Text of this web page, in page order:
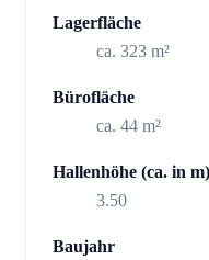
Lagerfläche
ca. 323 m²
Bürofläche
ca. 44 m²
Hallenhöhe (ca. in m)
3.50
Baujahr